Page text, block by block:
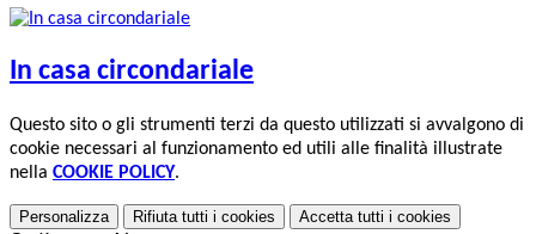
In casa circondariale
Questo sito o gli strumenti terzi da questo utilizzati si avvalgono di
cookie necessari al funzionamento ed utili alle finalità illustrate
nella COOKIE POLICY.
Personalizza Rifiuta tutti i cookies Accetta tutti i cookies